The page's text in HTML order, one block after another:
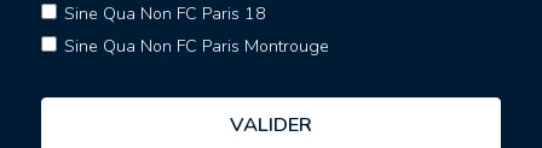
Sine Qua Non FC Paris 18
Sine Qua Non FC Paris Montrouge